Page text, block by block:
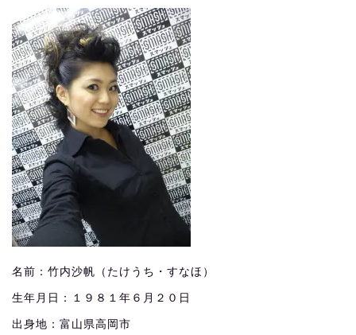
名前：竹内沙帆（たけうち・すなほ）
生年月日：１９８１年６月２０日
出身地：富山県高岡市